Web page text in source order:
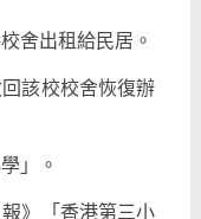
舍出租給民居。
該校校舍恢復辦
」。
》「香港第三小